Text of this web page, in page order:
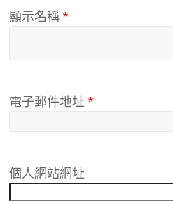
顯示名稱*
電子郵件地址*
個人網站網址